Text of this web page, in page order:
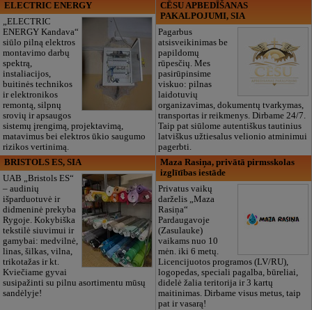
ELECTRIC ENERGY
„ELECTRIC
ENERGY Kandava“
siūlo pilną elektros
montavimo darbų
spektrą,
instaliacijos,
buitinės technikos
ir elektronikos
remontą, silpnų
srovių ir apsaugos
sistemų įrengimą, projektavimą,
matavimus bei elektros ūkio saugumo
rizikos vertinimą.
CĒSU APBEDĪŠANAS
PAKALPOJUMI, SIA
Pagarbus
atsisveikinimas be
papildomų
rūpesčių. Mes
pasirūpinsime
viskuo: pilnas
laidotuvių
organizavimas, dokumentų tvarkymas,
transportas ir reikmenys. Dirbame 24/7.
Taip pat siūlome autentiškus tautinius
latviškus užtiesalus velionio atminimui
pagerbti.
BRISTOLS ES, SIA
UAB „Bristols ES“
– audinių
išparduotuvė ir
didmeninė prekyba
Rygoje. Kokybiška
tekstilė siuvimui ir
gamybai: medvilnė,
linas, šilkas, vilna,
trikotažas ir kt.
Kviečiame gyvai
susipažinti su pilnu asortimentu mūsų
sandėlyje!
Maza Rasiņa, privātā pirmsskolas
izglītības iestāde
Privatus vaikų
darželis „Maza
Rasiņa“
Pardaugavoje
(Zasulauke)
vaikams nuo 10
mėn. iki 6 metų.
Licencijuotos programos (LV/RU),
logopedas, speciali pagalba, būreliai,
didelė žalia teritorija ir 3 kartų
maitinimas. Dirbame visus metus, taip
pat ir vasarą!